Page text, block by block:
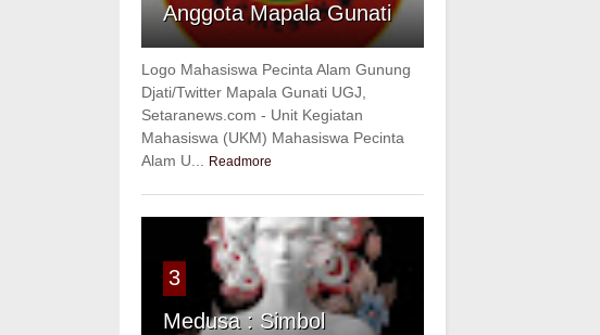
Anggota Mapala Gunati
Logo Mahasiswa Pecinta Alam Gunung
Djati/Twitter Mapala Gunati UGJ,
Setaranews.com - Unit Kegiatan
Mahasiswa (UKM) Mahasiswa Pecinta
Alam U...
Readmore
3
Medusa : Simbol